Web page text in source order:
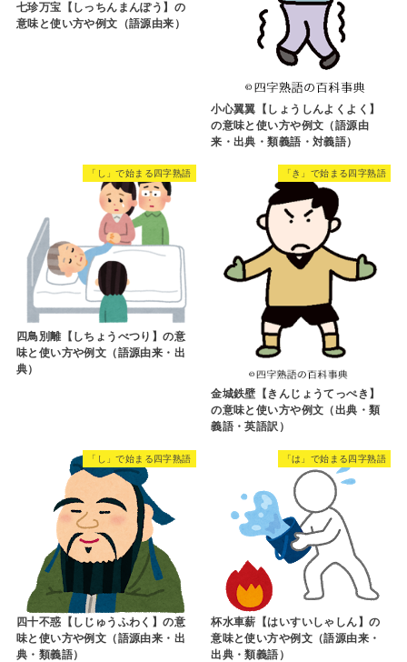
七珍万宝【しっちんまんぽう】の
意味と使い方や例文（語源由来）
小心翼翼【しょうしんよくよく】
の意味と使い方や例文（語源由
来・出典・類義語・対義語）
「し」で始まる四字熟語
四鳥別離【しちょうべつり】の意
味と使い方や例文（語源由来・出
典）
「き」で始まる四字熟語
金城鉄壁【きんじょうてっぺき】
の意味と使い方や例文（出典・類
義語・英語訳）
「し」で始まる四字熟語
四十不惑【しじゅうふわく】の意
味と使い方や例文（語源由来・出
典・類義語）
「は」で始まる四字熟語
杯水車薪【はいすいしゃしん】の
意味と使い方や例文（語源由来・
出典・類義語）